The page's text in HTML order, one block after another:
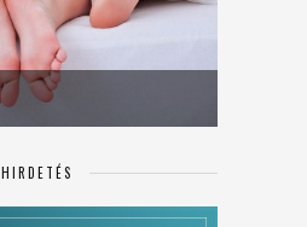
HIRDETÉS